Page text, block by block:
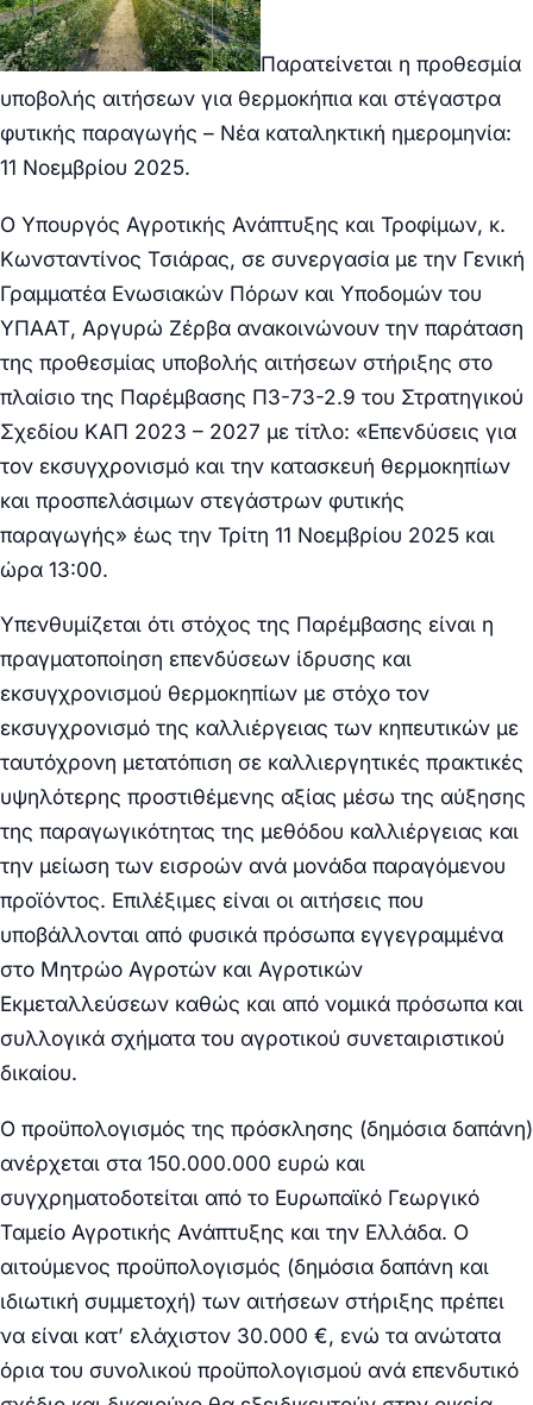
Παρατείνεται η προθεσμία
υποβολής αιτήσεων για θερμοκήπια και στέγαστρα
φυτικής παραγωγής – Νέα καταληκτική ημερομηνία:
11 Νοεμβρίου 2025.
Ο Υπουργός Αγροτικής Ανάπτυξης και Τροφίμων, κ.
Κωνσταντίνος Τσιάρας, σε συνεργασία με την Γενική
Γραμματέα Ενωσιακών Πόρων και Υποδομών του
ΥΠΑΑΤ, Αργυρώ Ζέρβα ανακοινώνουν την παράταση
της προθεσμίας υποβολής αιτήσεων στήριξης στο
πλαίσιο της Παρέμβασης Π3-73-2.9 του Στρατηγικού
Σχεδίου ΚΑΠ 2023 – 2027 με τίτλο: «Επενδύσεις για
τον εκσυγχρονισμό και την κατασκευή θερμοκηπίων
και προσπελάσιμων στεγάστρων φυτικής
παραγωγής» έως την Τρίτη 11 Νοεμβρίου 2025 και
ώρα 13:00.
Υπενθυμίζεται ότι στόχος της Παρέμβασης είναι η
πραγματοποίηση επενδύσεων ίδρυσης και
εκσυγχρονισμού θερμοκηπίων με στόχο τον
εκσυγχρονισμό της καλλιέργειας των κηπευτικών με
ταυτόχρονη μετατόπιση σε καλλιεργητικές πρακτικές
υψηλότερης προστιθέμενης αξίας μέσω της αύξησης
της παραγωγικότητας της μεθόδου καλλιέργειας και
την μείωση των εισροών ανά μονάδα παραγόμενου
προϊόντος. Επιλέξιμες είναι οι αιτήσεις που
υποβάλλονται από φυσικά πρόσωπα εγγεγραμμένα
στο Μητρώο Αγροτών και Αγροτικών
Εκμεταλλεύσεων καθώς και από νομικά πρόσωπα και
συλλογικά σχήματα του αγροτικού συνεταιριστικού
δικαίου.
Ο προϋπολογισμός της πρόσκλησης (δημόσια δαπάνη)
ανέρχεται στα 150.000.000 ευρώ και
συγχρηματοδοτείται από το Ευρωπαϊκό Γεωργικό
Ταμείο Αγροτικής Ανάπτυξης και την Ελλάδα. Ο
αιτούμενος προϋπολογισμός (δημόσια δαπάνη και
ιδιωτική συμμετοχή) των αιτήσεων στήριξης πρέπει
να είναι κατ’ ελάχιστον 30.000 €, ενώ τα ανώτατα
όρια του συνολικού προϋπολογισμού ανά επενδυτικό